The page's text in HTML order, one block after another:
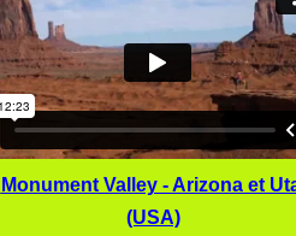
Monument Valley - Arizona et
(USA)